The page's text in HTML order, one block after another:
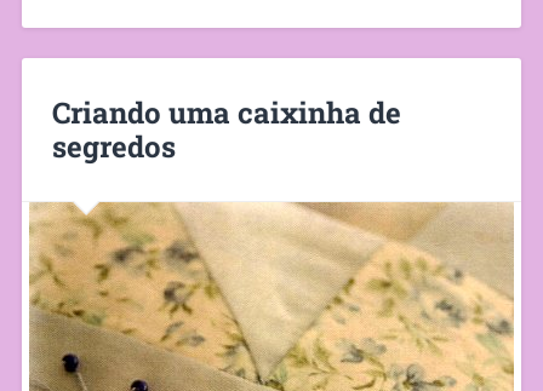
Criando uma caixinha de
segredos